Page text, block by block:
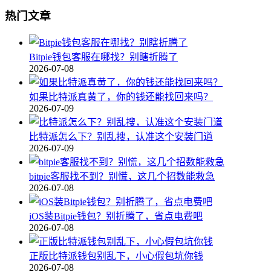
热门文章
Bitpie钱包客服在哪找？别瞎折腾了
2026-07-08
如果比特派真黄了，你的钱还能找回来吗？
2026-07-09
比特派怎么下？别乱搜，认准这个安装门道
2026-07-09
bitpie客服找不到？别慌，这几个招数能救急
2026-07-08
iOS装Bitpie钱包？别折腾了，省点电费吧
2026-07-08
正版比特派钱包别乱下，小心假包坑你钱
2026-07-08